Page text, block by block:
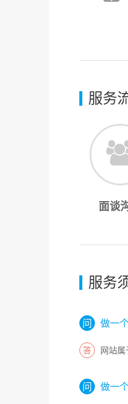
服务
面谈
服务
做一
网站属
做一